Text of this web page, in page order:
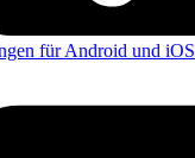
für Android und iOS